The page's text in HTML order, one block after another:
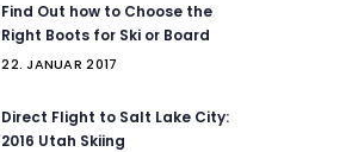
Find Out how to Choose the
Right Boots for Ski or Board
22. JANUAR 2017
Direct Flight to Salt Lake City:
2016 Utah Skiing